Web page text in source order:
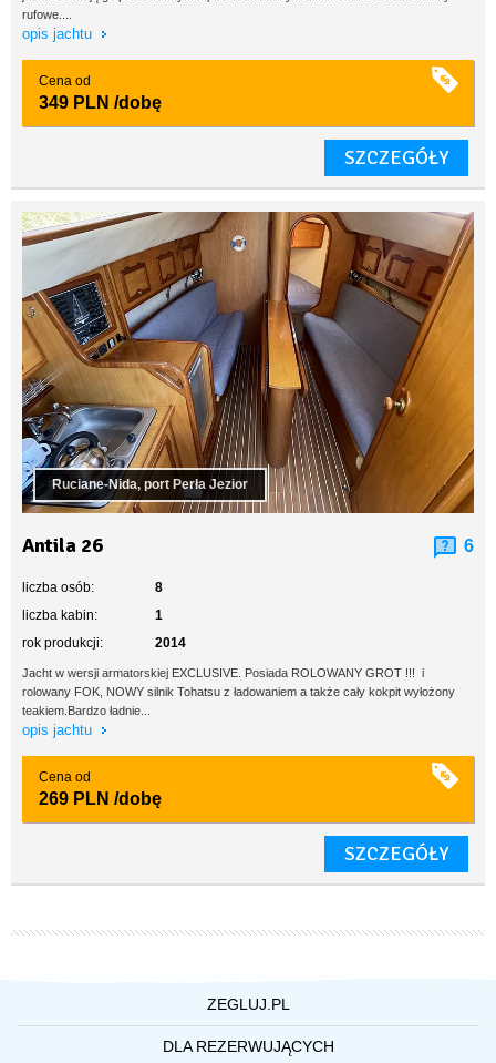
rufowe....
opis jachtu
Cena od
349 PLN /dobę
SZCZEGÓŁY
Ruciane-Nida, port Perła Jezior
Antila 26 6
liczba osób:
8
liczba kabin:
1
rok produkcji:
2014
Jacht w wersji armatorskiej EXCLUSIVE. Posiada ROLOWANY GROT !!! i
rolowany FOK, NOWY silnik Tohatsu z ładowaniem a także cały kokpit wyłożony
teakiem.Bardzo ładnie...
opis jachtu
Cena od
269 PLN /dobę
SZCZEGÓŁY
ZEGLUJ.PL
O NAS
DLA REZERWUJĄCYCH